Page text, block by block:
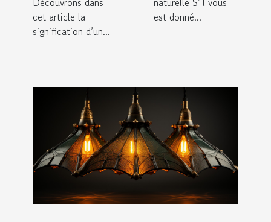
cet article la
signification d’un...
est donné...